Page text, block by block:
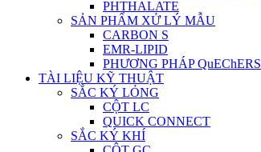
PHTHALATE
SẢN PHẨM XỬ LÝ MẪU
CARBON S
EMR-LIPID
PHƯƠNG PHÁP QuEChERS
TÀI LIỆU KỸ THUẬT
SẮC KÝ LỎNG
CỘT LC
QUICK CONNECT
SẮC KÝ KHÍ